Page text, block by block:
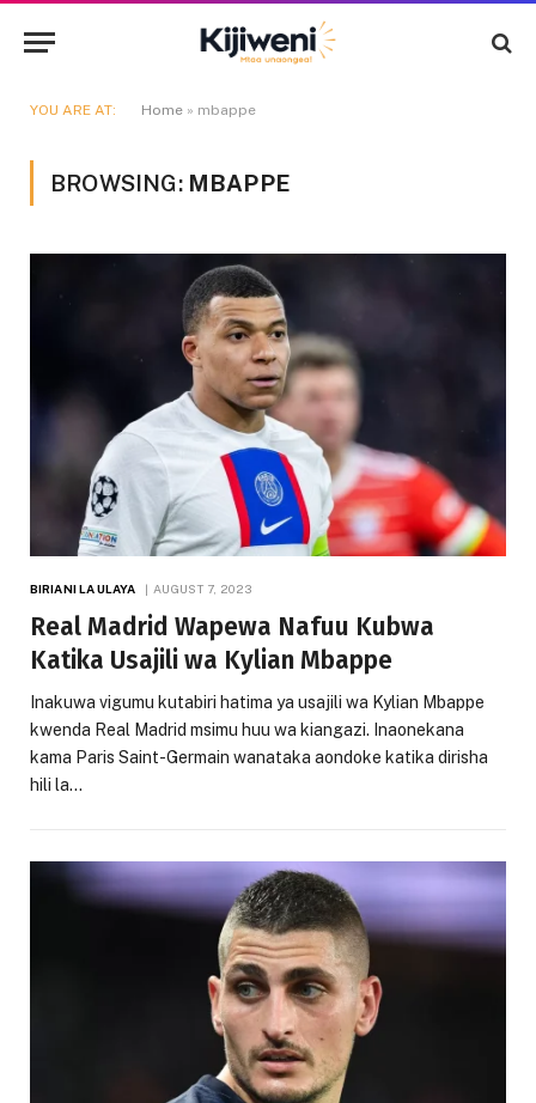
YOU ARE AT: Home » mbappe
BROWSING: MBAPPE
BIRIANI LA ULAYA AUGUST 7, 2023
Real Madrid Wapewa Nafuu Kubwa
Katika Usajili wa Kylian Mbappe
Inakuwa vigumu kutabiri hatima ya usajili wa Kylian Mbappe
kwenda Real Madrid msimu huu wa kiangazi. Inaonekana
kama Paris Saint-Germain wanataka aondoke katika dirisha
hili la…